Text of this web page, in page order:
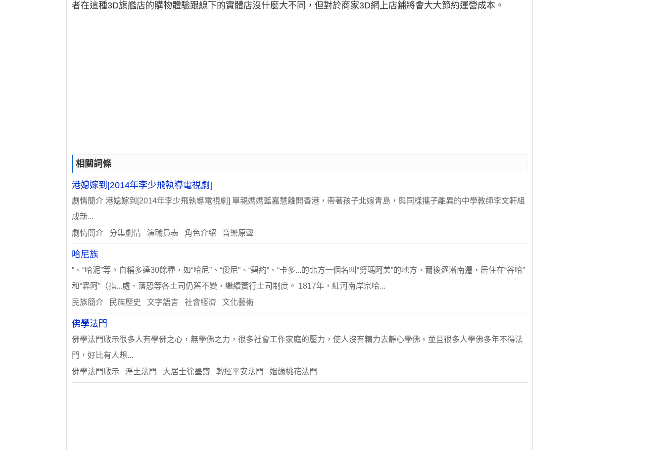
者在這種3D旗艦店的購物體驗跟線下的實體店沒什麼大不同，但對於商家3D網上店鋪將會大大節約運營成本。
相關詞條
港媳嫁到[2014年李少飛執導電視劇]
劇情簡介 港媳嫁到[2014年李少飛執導電視劇] 單親媽媽藍嘉慧離開香港，帶著孩子北嫁青島，與同樣攜子離異的中學教師李文軒組
成新...
劇情簡介 分集劇情 演職員表 角色介紹 音樂原聲
哈尼族
”、“哈泥”等。自稱多達30餘種，如“哈尼”、“僾尼”、“碧約”、“卡多...的北方一個名叫“努瑪阿美”的地方，爾後逐漸南遷，居住在“谷哈”
和“轟阿”（指...處、落恐等各土司仍舊不變，繼續實行土司制度。 1817年，紅河南岸宗哈...
民族簡介 民族歷史 文字語言 社會經濟 文化藝術
佛學法門
佛學法門啟示很多人有學佛之心，無學佛之力，很多社會工作家庭的壓力，使人沒有精力去靜心學佛。並且很多人學佛多年不得法
門，好比有人想...
佛學法門啟示 淨土法門 大居士徐墨齋 轉運平安法門 姻緣桃花法門